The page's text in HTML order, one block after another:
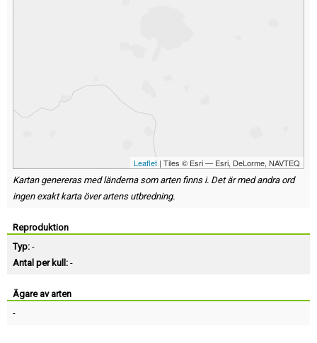
Leaflet | Tiles © Esri — Esri, DeLorme, NAVTEQ
Kartan genereras med länderna som arten finns i. Det är med andra ord
ingen exakt karta över artens utbredning.
Reproduktion
Typ: -
Antal per kull: -
Ägare av arten
-